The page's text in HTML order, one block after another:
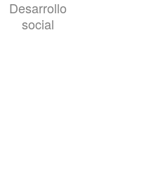
Desarrollo
social